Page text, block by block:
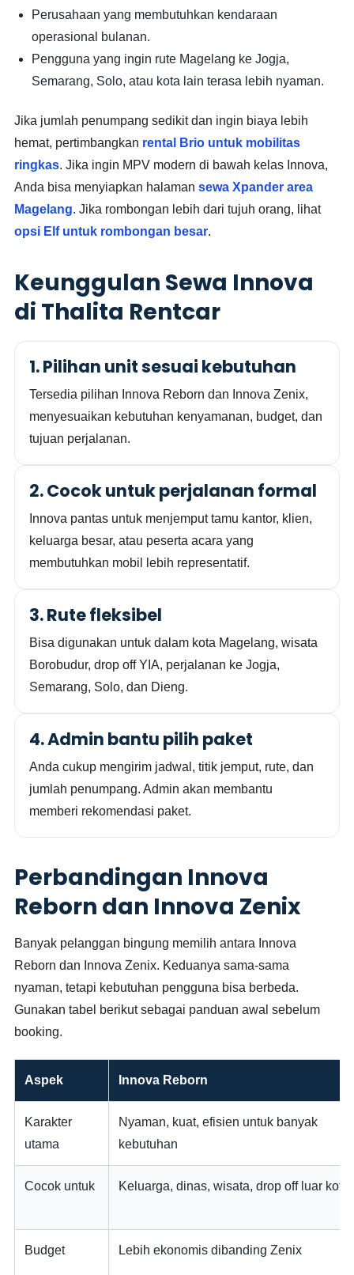
Perusahaan yang membutuhkan kendaraan
operasional bulanan.
Pengguna yang ingin rute Magelang ke Jogja,
Semarang, Solo, atau kota lain terasa lebih nyaman.
Jika jumlah penumpang sedikit dan ingin biaya lebih
hemat, pertimbangkan rental Brio untuk mobilitas
ringkas. Jika ingin MPV modern di bawah kelas Innova,
Anda bisa menyiapkan halamansewa Xpander area
Magelang. Jika rombongan lebih dari tujuh orang, lihat
opsi Elf untuk rombongan besar.
Keunggulan Sewa Innova
di Thalita Rentcar
1. Pilihan unit sesuai kebutuhan
Tersedia pilihan Innova Reborn dan Innova Zenix,
menyesuaikan kebutuhan kenyamanan, budget, dan
tujuan perjalanan.
2. Cocok untuk perjalanan formal
Innova pantas untuk menjemput tamu kantor, klien,
keluarga besar, atau peserta acara yang
membutuhkan mobil lebih representatif.
3. Rute fleksibel
Bisa digunakan untuk dalam kota Magelang, wisata
Borobudur, drop off YIA, perjalanan ke Jogja,
Semarang, Solo, dan Dieng.
4. Admin bantu pilih paket
Anda cukup mengirim jadwal, titik jemput, rute, dan
jumlah penumpang. Admin akan membantu
memberi rekomendasi paket.
Perbandingan Innova
Reborn dan Innova Zenix
Banyak pelanggan bingung memilih antara Innova
Reborn dan Innova Zenix. Keduanya sama-sama
nyaman, tetapi kebutuhan pengguna bisa berbeda.
Gunakan tabel berikut sebagai panduan awal sebelum
booking.
Aspek Innova Reborn
Karakter
utama
Nyaman, kuat, efisien untuk banyak
kebutuhan
Cocok untuk Keluarga, dinas, wisata, drop off luar kota
Budget Lebih ekonomis dibanding Zenix